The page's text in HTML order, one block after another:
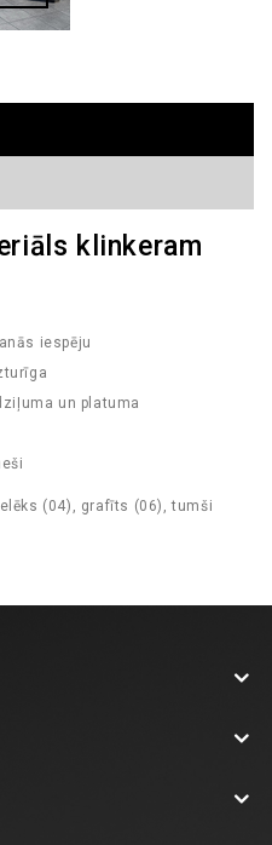
klinkeram
iespēju
un platuma
(04), grafīts (06), tumši